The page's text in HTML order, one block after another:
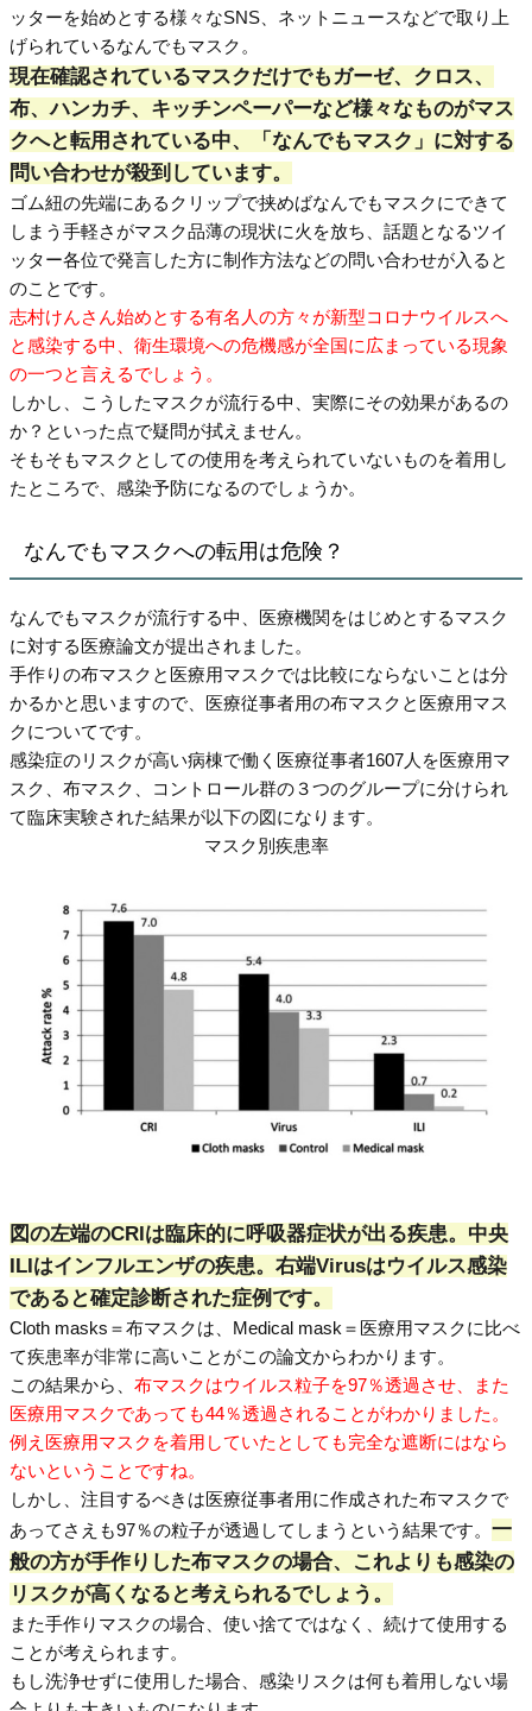
ッターを始めとする様々なSNS、ネットニュースなどで取り上
げられているなんでもマスク。
現在確認されているマスクだけでもガーゼ、クロス、
布、ハンカチ、キッチンペーパーなど様々なものがマス
クへと転用されている中、「なんでもマスク」に対する
問い合わせが殺到しています。
ゴム紐の先端にあるクリップで挟めばなんでもマスクにできて
しまう手軽さがマスク品薄の現状に火を放ち、話題となるツイ
ッター各位で発言した方に制作方法などの問い合わせが入ると
のことです。
志村けんさん始めとする有名人の方々が新型コロナウイルスへ
と感染する中、衛生環境への危機感が全国に広まっている現象
の一つと言えるでしょう。
しかし、こうしたマスクが流行る中、実際にその効果があるの
か？といった点で疑問が拭えません。
そもそもマスクとしての使用を考えられていないものを着用し
たところで、感染予防になるのでしょうか。
なんでもマスクへの転用は危険？
なんでもマスクが流行する中、医療機関をはじめとするマスク
に対する医療論文が提出されました。
手作りの布マスクと医療用マスクでは比較にならないことは分
かるかと思いますので、医療従事者用の布マスクと医療用マス
クについてです。
感染症のリスクが高い病棟で働く医療従事者1607人を医療用マ
スク、布マスク、コントロール群の３つのグループに分けられ
て臨床実験された結果が以下の図になります。
マスク別疾患率
図の左端のCRIは臨床的に呼吸器症状が出る疾患。中央
ILIはインフルエンザの疾患。右端Virusはウイルス感染
であると確定診断された症例です。
Cloth masks＝布マスクは、Medical mask＝医療用マスクに比べ
て疾患率が非常に高いことがこの論文からわかります。
この結果から、 布マスクはウイルス粒子を97％透過させ、また
医療用マスクであっても44％透過されることがわかりました。
例え医療用マスクを着用していたとしても完全な遮断にはなら
ないということですね。
しかし、注目するべきは医療従事者用に作成された布マスクで
あってさえも97％の粒子が透過してしまうという結果です。 一
般の方が手作りした布マスクの場合、これよりも感染の
リスクが高くなると考えられるでしょう。
また手作りマスクの場合、使い捨てではなく、続けて使用する
ことが考えられます。
もし洗浄せずに使用した場合、感染リスクは何も着用しない場